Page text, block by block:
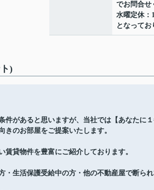
でお問合せ
水曜定休：
となってお
)
件があると思いますが、当社では【あなたに
のお部屋をご提案いたします。
貸物件を豊富にご紹介しております。
・生活保護受給中の方・他の不動産屋で断ら